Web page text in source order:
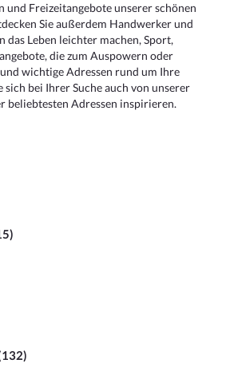
und Freizeitangebote unserer schönen
Sie außerdem Handwerker und
das Leben leichter machen, Sport,
die zum Auspowern oder
wichtige Adressen rund um Ihre
sich bei Ihrer Suche auch von unserer
beliebtesten Adressen inspirieren.